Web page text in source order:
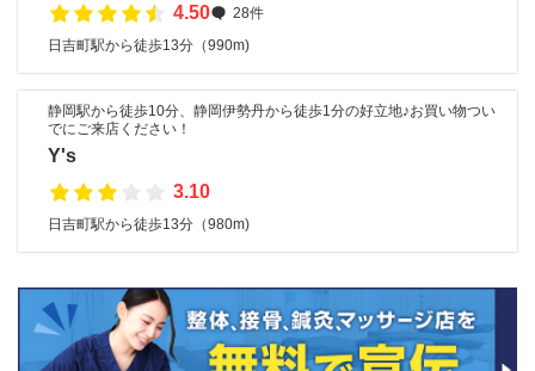
4.50
28件
日吉町駅から徒歩13分（990m)
静岡駅から徒歩10分、静岡伊勢丹から徒歩1分の好立地♪お買い物つい
でにご来店ください！
Y's
3.10
日吉町駅から徒歩13分（980m)